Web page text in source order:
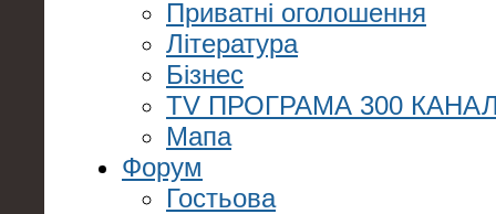
Приватні оголошення
Література
Бізнес
TV ПРОГРАМА 300
Мапа
Форум
Гостьова